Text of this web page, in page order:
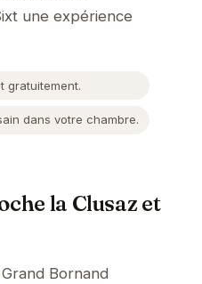
une expérience
gratuitement.
dans votre chambre.
la Clusaz et
Bornand